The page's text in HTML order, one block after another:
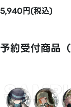
5,940円(税込)
予約受付商品